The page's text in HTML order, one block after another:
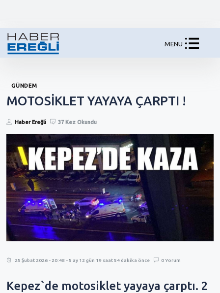
MENU
GÜNDEM
MOTOSİKLET YAYAYA ÇARPTI !
Haber Ereğli 37 Kez Okundu
25 Şubat 2026 - 20:48 - 5 ay 12 gün 19 saat 54 dakika önce 0 Yorum
Kepez`de motosiklet yayaya çarptı. 2